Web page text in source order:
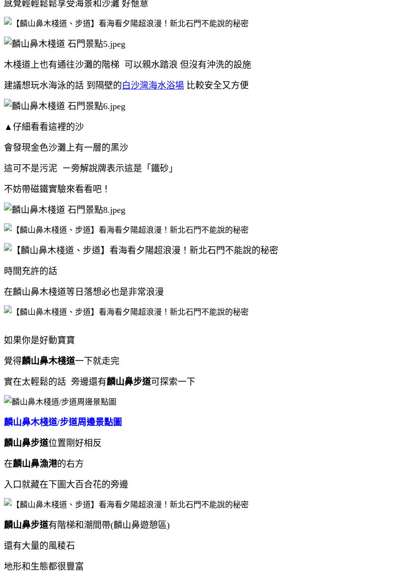
感覺輕輕鬆鬆享受海景和沙灘 好愜意
木棧道上也有通往沙灘的階梯 可以親水踏浪 但沒有沖洗的設施
建議想玩水海泳的話 到隔壁的白沙灣海水浴場 比較安全又方便
▲仔細看看這裡的沙
會發現金色沙灘上有一層的黑沙
這可不是污泥 ㄧ旁解說牌表示這是「鐵砂」
不妨帶磁鐵實驗來看看吧！
時間充許的話
在麟山鼻木棧道等日落想必也是非常浪漫
如果你是好動寶寶
覺得麟山鼻木棧道一下就走完
實在太輕鬆的話 旁邊還有麟山鼻步道可探索一下
麟山鼻木棧道/步道周邊景點圖
麟山鼻步道位置剛好相反
在麟山鼻漁港的右方
入口就藏在下圖大百合花的旁邊
麟山鼻步道有階梯和潮間帶(麟山鼻遊憩區)
還有大量的風稜石
地形和生態都很豐富